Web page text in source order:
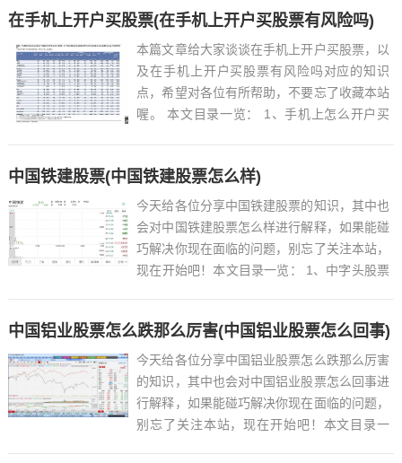
在手机上开户买股票(在手机上开户买股票有风险吗)
本篇文章给大家谈谈在手机上开户买股票，以
及在手机上开户买股票有风险吗对应的知识
点，希望对各位有所帮助，不要忘了收藏本站
喔。 本文目录一览： 1、手机上怎么开户买
中国铁建股票(中国铁建股票怎么样)
今天给各位分享中国铁建股票的知识，其中也
会对中国铁建股票怎么样进行解释，如果能碰
巧解决你现在面临的问题，别忘了关注本站，
现在开始吧！本文目录一览： 1、中字头股票
中国铝业股票怎么跌那么厉害(中国铝业股票怎么回事)
今天给各位分享中国铝业股票怎么跌那么厉害
的知识，其中也会对中国铝业股票怎么回事进
行解释，如果能碰巧解决你现在面临的问题，
别忘了关注本站，现在开始吧！本文目录一